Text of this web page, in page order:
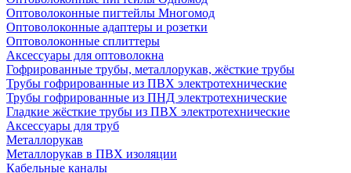
Оптоволоконные пигтейлы Многомод
Оптоволоконные адаптеры и розетки
Оптоволоконные сплиттеры
Аксессуары для оптоволокна
Гофрированные трубы, металлорукав, жёсткие трубы
Трубы гофрированные из ПВХ электротехнические
Трубы гофрированные из ПНД электротехнические
Гладкие жёсткие трубы из ПВХ электротехнические
Аксессуары для труб
Металлорукав
Металлорукав в ПВХ изоляции
Кабельные каналы